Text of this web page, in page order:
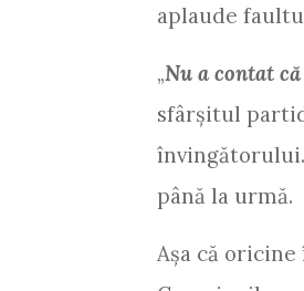
aplaude
„Nu a contat
sfârşitul
până la urmă.
Aşa că